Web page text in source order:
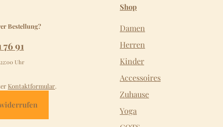
Bestellung?
76 91
Uhr
Kontaktformular.
Shop
Damen
Herren
Kinder
Accessoires
Zuhause
Yoga